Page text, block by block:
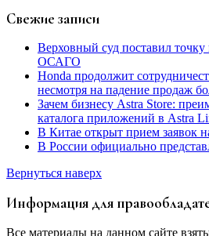
Свежие записи
Верховный суд поставил
ОСАГО
Honda продолжит
несмотря на падение продаж
Зачем бизнесу Astra Store:
каталога приложений в Astra
В Китае открыт прием заявок
В России официально
Вернуться наверх
Информация для
Все материалы на данном сайте